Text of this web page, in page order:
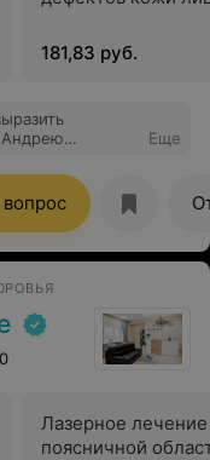
181,83 руб.
Андрею
был
удалять два
Но Андрей
заняло меньше
на секунду, боли
проходит
Андрей
своего дела.
Еще
вопрос
Лазерное
поясничной